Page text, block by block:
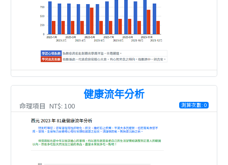
健康流年分析
命理項目 測算次數: 0
NT$: 100